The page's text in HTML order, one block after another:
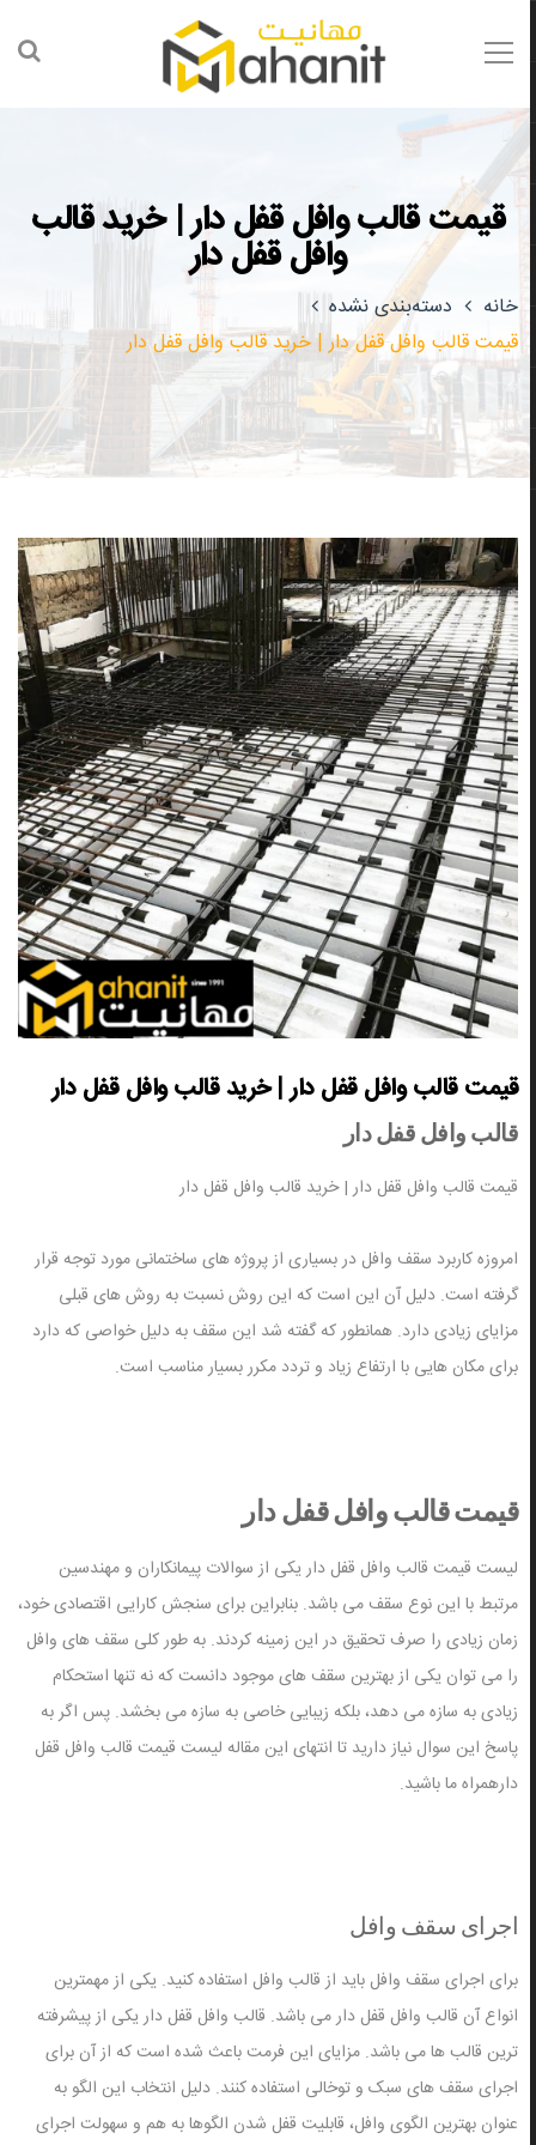
قیمت قالب وافل قفل دار | خرید قالب
وافل قفل دار
خانه
دسته‌بندی نشده
قیمت قالب وافل قفل دار | خرید قالب وافل قفل دار
قیمت قالب وافل قفل دار | خرید قالب وافل قفل دار
قالب وافل قفل دار
قیمت قالب وافل قفل دار | خرید قالب وافل قفل دار
امروزه کاربرد سقف وافل در بسیاری از پروژه های ساختمانی مورد توجه قرار
گرفته است. دلیل آن این است که این روش نسبت به روش های قبلی
مزایای زیادی دارد. همانطور که گفته شد این سقف به دلیل خواصی که دارد
برای مکان هایی با ارتفاع زیاد و تردد مکرر بسیار مناسب است.
قیمت قالب وافل قفل دار
لیست قیمت قالب وافل قفل دار یکی از سوالات پیمانکاران و مهندسین
مرتبط با این نوع سقف می باشد. بنابراین برای سنجش کارایی اقتصادی خود،
زمان زیادی را صرف تحقیق در این زمینه کردند. به طور کلی سقف های وافل
را می توان یکی از بهترین سقف های موجود دانست که نه تنها استحکام
زیادی به سازه می دهد، بلکه زیبایی خاصی به سازه می بخشد. پس اگر به
پاسخ این سوال نیاز دارید تا انتهای این مقاله لیست قیمت قالب وافل قفل
دارهمراه ما باشید.
اجرای سقف وافل
برای اجرای سقف وافل باید از قالب وافل استفاده کنید. یکی از مهمترین
انواع آن قالب وافل قفل دار می باشد. قالب وافل قفل دار یکی از پیشرفته
ترین قالب ها می باشد. مزایای این فرمت باعث شده است که از آن برای
اجرای سقف های سبک و توخالی استفاده کنند. دلیل انتخاب این الگو به
عنوان بهترین الگوی وافل، قابلیت قفل شدن الگوها به هم و سهولت اجرای